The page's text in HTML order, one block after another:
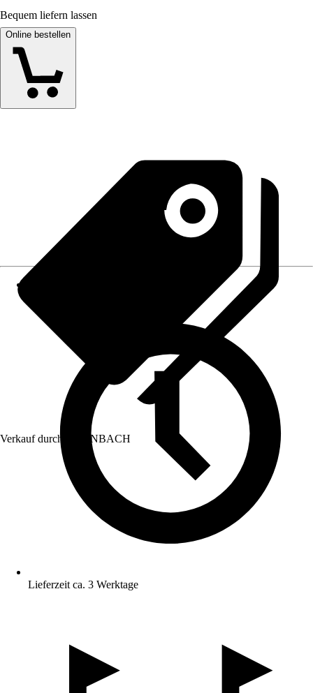
Bequem liefern lassen
Online bestellen
Verkauf durch: HORNBACH
Lieferzeit ca. 3 Werktage